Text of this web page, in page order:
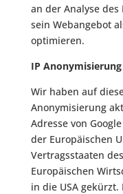
an der Analyse
sein Webangebot
optimieren.
IP Anonymisierung
Wir haben auf
Anonymisierung
Adresse von
der Europäischen
Vertragsstaaten
Europäischen
in die USA